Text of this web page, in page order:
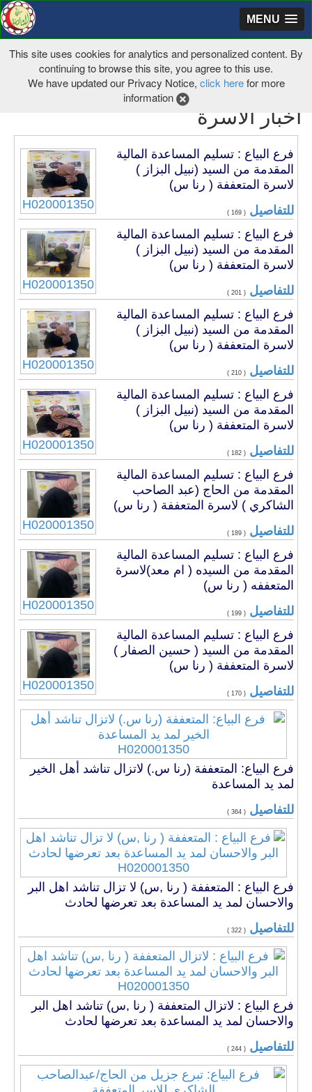
MENU
This site uses cookies for analytics and personalized content. By
continuing to browse this site, you agree to this use.
We have updated our Privacy Notice, click herefor more
information
أخبار الأسرة
H020001350
فرع البياع : تسليم المساعدة المالية
المقدمة من السيد (نبيل البزاز )
لاسرة المتعففة ( رنا س)
للتفاصيل ( 169 )
H020001350
فرع البياع : تسليم المساعدة المالية
المقدمة من السيد (نبيل البزاز )
لاسرة المتعففة ( رنا س)
للتفاصيل ( 201 )
H020001350
فرع البياع : تسليم المساعدة المالية
المقدمة من السيد (نبيل البزاز )
لاسرة المتعففة ( رنا س)
للتفاصيل ( 210 )
H020001350
فرع البياع : تسليم المساعدة المالية
المقدمة من السيد (نبيل البزاز )
لاسرة المتعففة ( رنا س)
للتفاصيل ( 182 )
H020001350
فرع البياع : تسليم المساعدة المالية
المقدمة من الحاج (عبد الصاحب
الشاكري ) لاسرة المتعففة ( رنا س)
للتفاصيل ( 189 )
H020001350
فرع البياع : تسليم المساعدة المالية
المقدمة من السيده ( ام معد)لاسرة
المتعففه ( رنا س)
للتفاصيل ( 199 )
H020001350
فرع البياع : تسليم المساعدة المالية
المقدمة من السيد ( حسين الصفار )
لاسرة المتعففة ( رنا س)
للتفاصيل ( 170 )
H020001350
فرع البياع: المتعففة (رنا س.) لاتزال تناشد أهل الخير
لمد يد المساعدة
للتفاصيل ( 364 )
H020001350
فرع البياع : المتعففة ( رنا ,س) لا تزال تناشد اهل البر
والاحسان لمد يد المساعدة بعد تعرضها لحادث
للتفاصيل ( 322 )
H020001350
فرع البياع : لاتزال المتعففة ( رنا ,س) تناشد اهل البر
والاحسان لمد يد المساعدة بعد تعرضها لحادث
للتفاصيل ( 244 )